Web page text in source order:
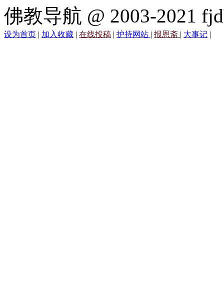
佛教导航 @ 2003-2021
设为首页 | 加入收藏 | 在线投稿 | 护持网站 | 报恩斋 | 大事记 |